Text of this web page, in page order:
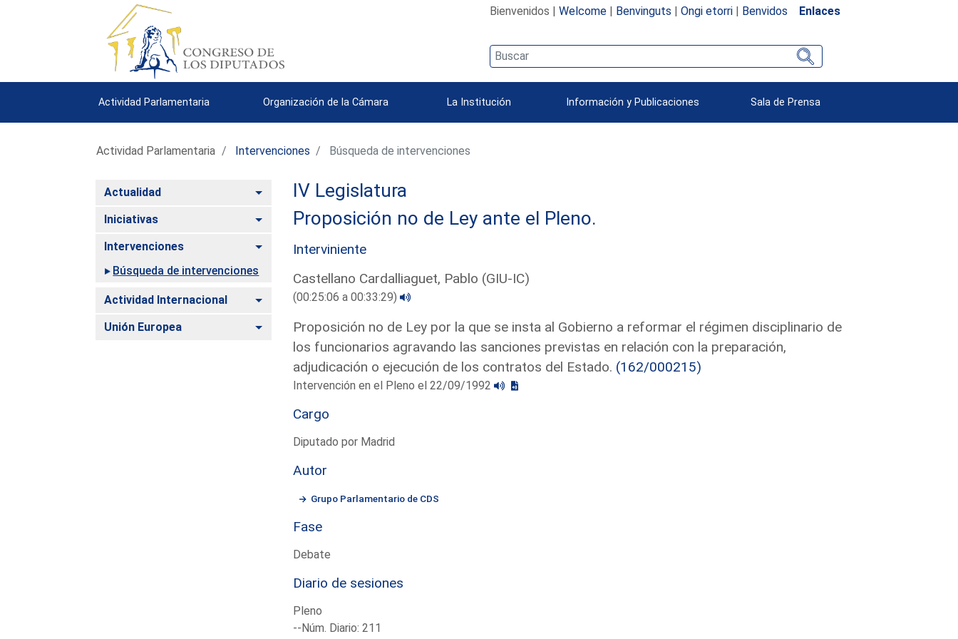
Bienvenidos | Welcome| Benvinguts | Ongi etorri| Benvidos Enlaces
Actividad Parlamentaria Organización de la Cámara La Institución Información y Publicaciones Sala de Prensa
Actividad Parlamentaria Intervenciones Búsqueda de intervenciones
Actualidad Alternar
Iniciativas Alternar
Intervenciones
Alternar
Búsqueda de intervenciones
Actividad Internacional Alternar
Unión Europea Alternar
IV Legislatura
Proposición no de Ley ante el Pleno.
Interviniente
Castellano Cardalliaguet, Pablo (GIU-IC)
(00:25:06 a 00:33:29)
Proposición no de Ley por la que se insta al Gobierno a reformar el régimen disciplinario de
los funcionarios agravando las sanciones previstas en relación con la preparación,
adjudicación o ejecución de los contratos del Estado. (162/000215)
Intervención en el Pleno el 22/09/1992
Cargo
Diputado por Madrid
Autor
Grupo Parlamentario de CDS
Fase
Debate
Diario de sesiones
Pleno
--Núm. Diario: 211